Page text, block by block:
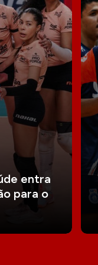
entra
para o